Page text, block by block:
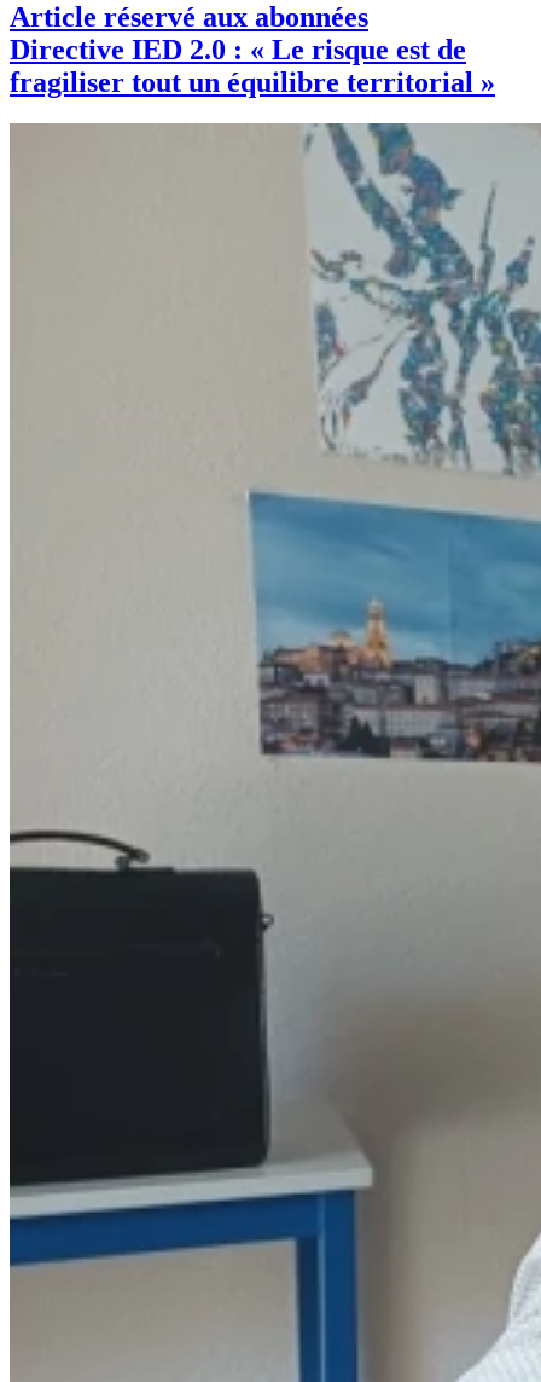
Article réservé aux abonnées
Directive IED 2.0 : « Le risque est de
fragiliser tout un équilibre territorial »